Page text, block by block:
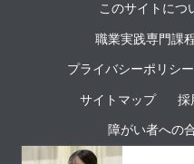
このサイトにつ
職業実践専門課
プライバシーポリシー
サイトマップ 採
障がい者への